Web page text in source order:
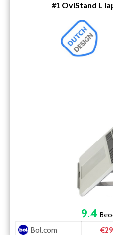
#1 OviStand L
9.4
Bol.com